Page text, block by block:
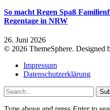
So macht Regen Spaß
Regentage in NRW
26. Juni 2026
© 2026 ThemeSphere. Designed
Impressum
Datenschutzerklärung